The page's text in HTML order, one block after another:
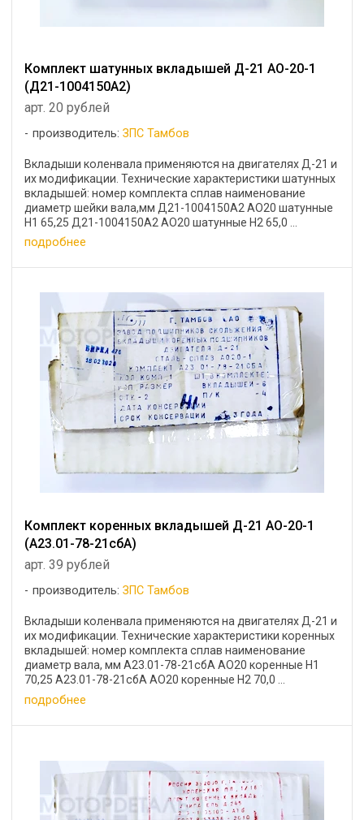
Комплект шатунных вкладышей Д-21 АО-20-1
(Д21-1004150А2)
арт. 20 рублей
производитель:ЗПС Тамбов
Вкладыши коленвала применяются на двигателях Д-21 и
их модификации. Технические характеристики шатунных
вкладышей: номер комплекта сплав наименование
диаметр шейки вала,мм Д21-1004150А2 АО20 шатунные
Н1 65,25 Д21-1004150А2 АО20 шатунные Н2 65,0 ...
подробнее
Комплект коренных вкладышей Д-21 АО-20-1
(А23.01-78-21сбА)
арт. 39 рублей
производитель:ЗПС Тамбов
Вкладыши коленвала применяются на двигателях Д-21 и
их модификации. Технические характеристики коренных
вкладышей: номер комплекта сплав наименование
диаметр вала, мм А23.01-78-21сбА АО20 коренные Н1
70,25 А23.01-78-21сбА АО20 коренные Н2 70,0 ...
подробнее